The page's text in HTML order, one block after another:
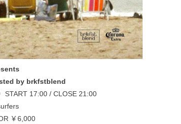
by brkfstblend
START 17:00 / CLOSE 21:00
￥6,000